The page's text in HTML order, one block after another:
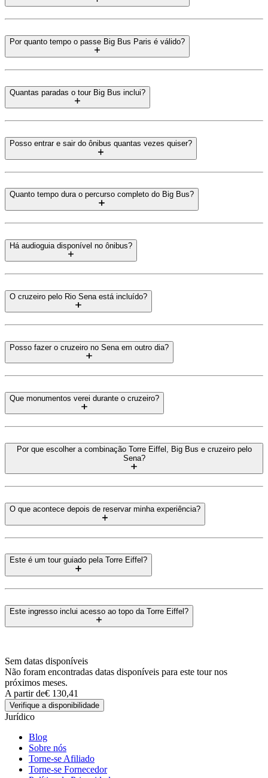
Por quanto tempo o passe Big Bus Paris é válido?
Quantas paradas o tour Big Bus inclui?
Posso entrar e sair do ônibus quantas vezes quiser?
Quanto tempo dura o percurso completo do Big Bus?
Há audioguia disponível no ônibus?
O cruzeiro pelo Rio Sena está incluído?
Posso fazer o cruzeiro no Sena em outro dia?
Que monumentos verei durante o cruzeiro?
Por que escolher a combinação Torre Eiffel, Big Bus e cruzeiro pelo
Sena?
O que acontece depois de reservar minha experiência?
Este é um tour guiado pela Torre Eiffel?
Este ingresso inclui acesso ao topo da Torre Eiffel?
Sem datas disponíveis
Não foram encontradas datas disponíveis para este tour nos
próximos meses.
A partir de€ 130,41
Verifique a disponibilidade
Jurídico
Blog
Sobre nós
Torne-se Afiliado
Torne-se Fornecedor